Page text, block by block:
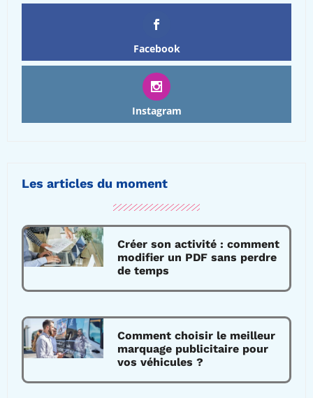
Facebook
Instagram
Les articles du moment
Créer son activité : comment
modifier un PDF sans perdre
de temps
Comment choisir le meilleur
marquage publicitaire pour
vos véhicules ?